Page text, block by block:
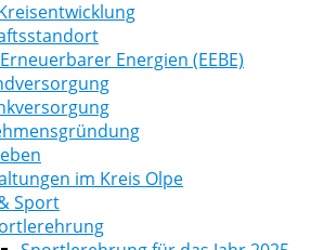
Energien (EEBE)
im Kreis Olpe
Sport